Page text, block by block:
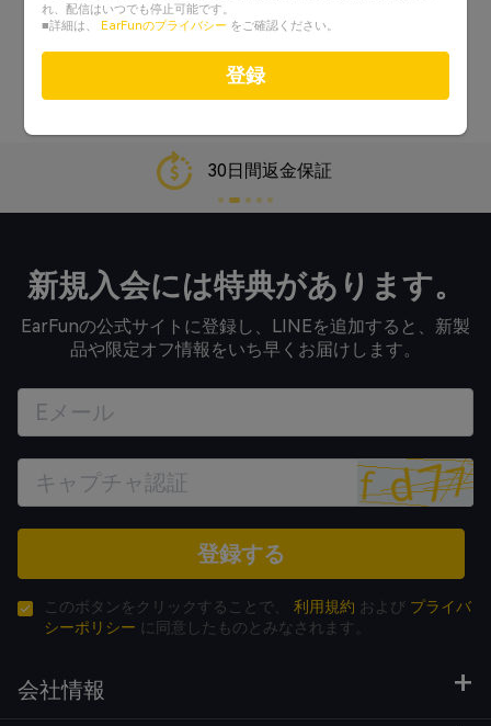
30日間返金保証
新規入会には特典があります。
EarFunの公式サイトに登録し、LINEを追加すると、新製
品や限定オフ情報をいち早くお届けします。
登録する
このボタンをクリックすることで、 利用規約 および プライバ
シーポリシー に同意したものとみなされます。
会社情報
れ、配信はいつでも停止可能です。
■詳細は、 EarFunのプライバシー をご確認ください。
登録